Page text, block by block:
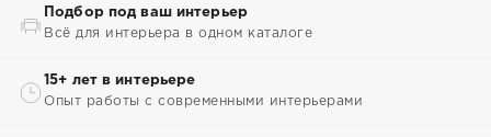
Подбор под ваш интерьер
Всё для интерьера в одном каталоге
15+ лет в интерьере
Опыт работы с современными интерьерами